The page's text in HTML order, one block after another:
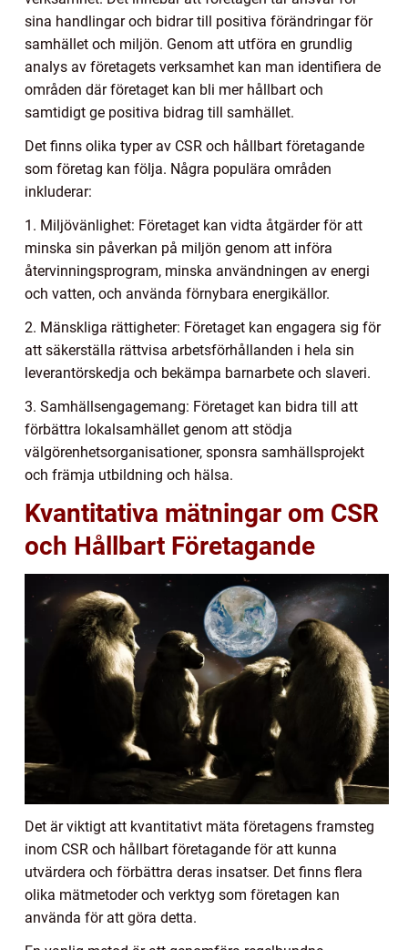
sina handlingar och bidrar till positiva förändringar för
samhället och miljön. Genom att utföra en grundlig
analys av företagets verksamhet kan man identifiera de
områden där företaget kan bli mer hållbart och
samtidigt ge positiva bidrag till samhället.
Det finns olika typer av CSR och hållbart företagande
som företag kan följa. Några populära områden
inkluderar:
1. Miljövänlighet: Företaget kan vidta åtgärder för att
minska sin påverkan på miljön genom att införa
återvinningsprogram, minska användningen av energi
och vatten, och använda förnybara energikällor.
2. Mänskliga rättigheter: Företaget kan engagera sig för
att säkerställa rättvisa arbetsförhållanden i hela sin
leverantörskedja och bekämpa barnarbete och slaveri.
3. Samhällsengagemang: Företaget kan bidra till att
förbättra lokalsamhället genom att stödja
välgörenhetsorganisationer, sponsra samhällsprojekt
och främja utbildning och hälsa.
Kvantitativa mätningar om CSR
och Hållbart Företagande
Det är viktigt att kvantitativt mäta företagens framsteg
inom CSR och hållbart företagande för att kunna
utvärdera och förbättra deras insatser. Det finns flera
olika mätmetoder och verktyg som företagen kan
använda för att göra detta.